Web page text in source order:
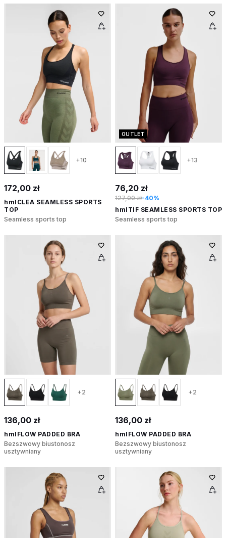
+10
172,00 zł
hmlCLEA SEAMLESS SPORTS
TOP
Seamless sports top
OUTLET
+13
76,20 zł
127,00 zł-40%
hmlTIF SEAMLESS SPORTS TOP
Seamless sports top
+2
136,00 zł
hmlFLOW PADDED BRA
Bezszwowy biustonosz
usztywniany
+2
136,00 zł
hmlFLOW PADDED BRA
Bezszwowy biustonosz
usztywniany